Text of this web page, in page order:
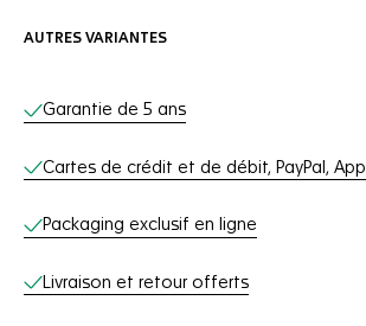
AUTRES VARIANTES
Services en ligne
Garantie de 5 ans
Cartes de crédit et de débit, PayPal,
Packaging exclusif en ligne
Livraison et retour offerts